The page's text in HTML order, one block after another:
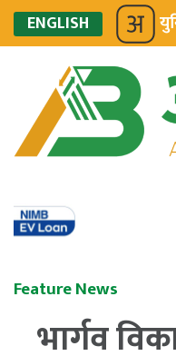
ENGLISH
Feature News
भार्गव